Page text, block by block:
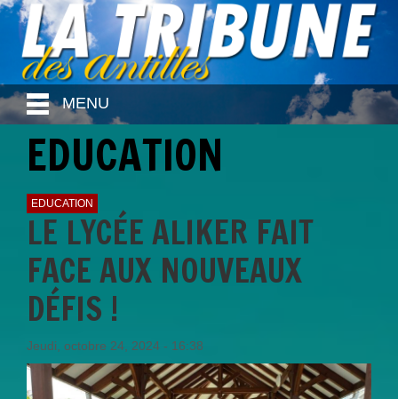
MENU
EDUCATION
EDUCATION
LE LYCÉE ALIKER FAIT
FACE AUX NOUVEAUX
DÉFIS !
Jeudi, octobre 24, 2024 - 16:38